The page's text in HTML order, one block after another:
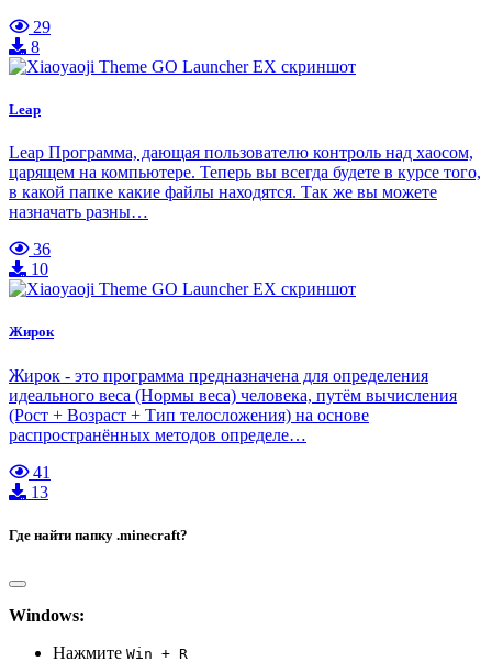
29
8
Leap
Leap Программа, дающая пользователю контроль над хаосом,
царящем на компьютере. Теперь вы всегда будете в курсе того,
в какой папке какие файлы находятся. Так же вы можете
назначать разны…
36
10
Жирок
Жирок - это программа предназначена для определения
идеального веса (Нормы веса) человека, путём вычисления
(Рост + Возраст + Тип телосложения) на основе
распространённых методов определе…
41
13
Где найти папку .minecraft?
Windows:
Нажмите Win + R